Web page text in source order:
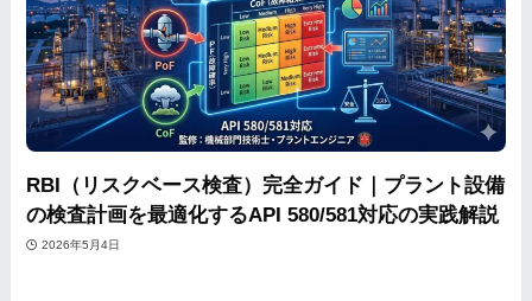
RBI（リスクベース検査）完全ガイド｜プラント設備
の検査計画を最適化するAPI 580/581対応の実践解説
2026年5月4日